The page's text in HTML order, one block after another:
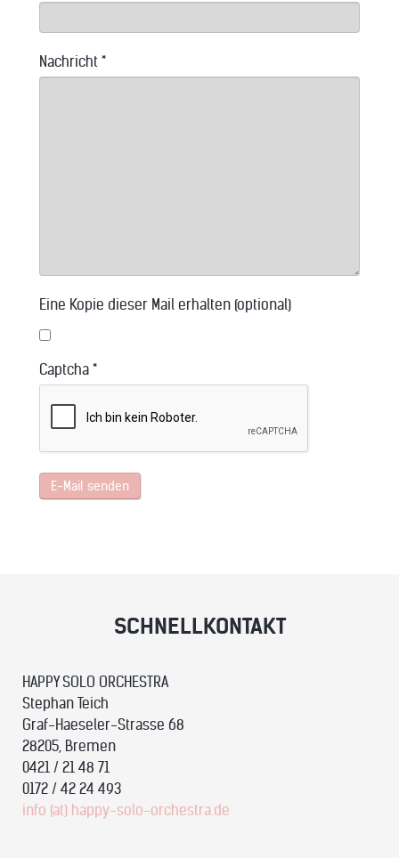
Nachricht *
Eine Kopie dieser Mail erhalten (optional)
Captcha *
E-Mail senden
SCHNELLKONTAKT
HAPPY SOLO ORCHESTRA
Stephan Teich
Graf-Haeseler-Strasse 68
28205, Bremen
0421 / 21 48 71
0172 / 42 24 493
info (at) happy-solo-orchestra.de